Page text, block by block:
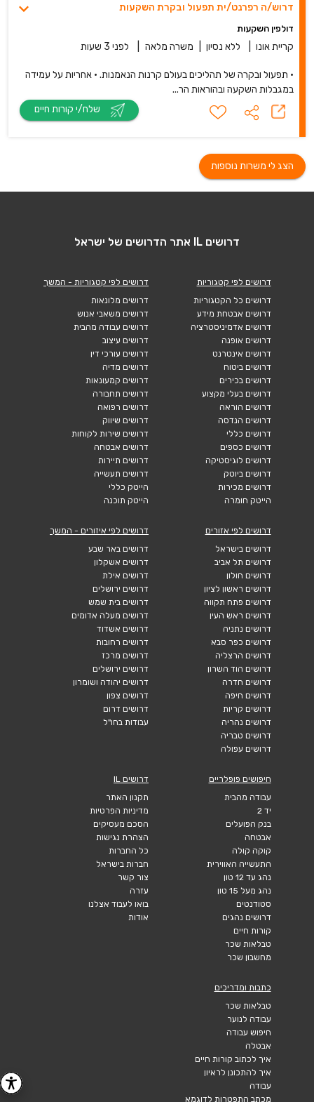
דרוש/ה רפרנט/ית תפעול ובקרת השקעות
דולפין השקעות
קריית אונו ללא נסיון משרה מלאה לפני 3 שעות
• תפעול ובקרה של תהליכים בעולם קרנות הנאמנות. • אחריות על עמידה
במגבלות השקעה ובהוראות הר...
הצג לי משרות נוספות
דרושים IL אתר הדרושים של ישראל
דרושים לפי קטגוריות
דרושים כל הקטגוריות
דרושים אבטחת מידע
דרושים אדמיניסטרציה
דרושים אופנה
דרושים אינטרנט
דרושים ביטוח
דרושים בכירים
דרושים בעלי מקצוע
דרושים הוראה
דרושים הנדסה
דרושים כללי
דרושים כספים
דרושים לוגיסטיקה
דרושים ביוטק
דרושים מכירות
הייטק חומרה
דרושים לפי קטגוריות - המשך
דרושים מלונאות
דרושים משאבי אנוש
דרושים עבודה מהבית
דרושים עיצוב
דרושים עורכי דין
דרושים מדיה
דרושים קמעונאות
דרושים תחבורה
דרושים רפואה
דרושים שיווק
דרושים שירות לקוחות
דרושים אבטחה
דרושים תיירות
דרושים תעשייה
הייטק כללי
הייטק תוכנה
דרושים לפי אזורים
דרושים בישראל
דרושים תל אביב
דרושים חולון
דרושים ראשון לציון
דרושים פתח תקווה
דרושים ראש העין
דרושים נתניה
דרושים כפר סבא
דרושים הרצליה
דרושים הוד השרון
דרושים חדרה
דרושים חיפה
דרושים קריות
דרושים נהריה
דרושים טבריה
דרושים עפולה
דרושים לפי איזורים - המשך
דרושים באר שבע
דרושים אשקלון
דרושים אילת
דרושים ירושלים
דרושים בית שמש
דרושים מעלה אדומים
דרושים אשדוד
דרושים רחובות
דרושים מרכז
דרושים ירושלים
דרושים יהודה ושומרון
דרושים צפון
דרושים דרום
עבודות בחו"ל
חיפושים פופלריים
עבודה מהבית
יד 2
בנק הפועלים
אבטחה
קוקה קולה
התעשייה האווירית
נהג עד 12 טון
נהג מעל 15 טון
סטודנטים
דרושים נהגים
קורות חיים
טבלאות שכר
מחשבון שכר
דרושים IL
תקנון האתר
מדיניות הפרטיות
הסכם מעסיקים
הצהרת נגישות
כל החברות
חברות בישראל
צור קשר
עזרה
בואו לעבוד אצלנו
אודות
כתבות ומדריכים
טבלאות שכר
עבודה לנוער
חיפוש עבודה
אבטלה
איך לכתוב קורות חיים
איך להתכונן לראיון
עבודה
מכתב התפטרות לדוגמא